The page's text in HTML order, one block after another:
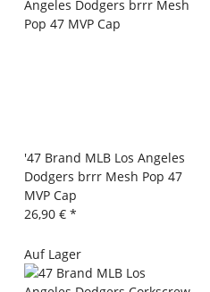
'47 Brand MLB Los Angeles
Dodgers brrr Mesh Pop 47
MVP Cap
26,90 € *
Auf Lager